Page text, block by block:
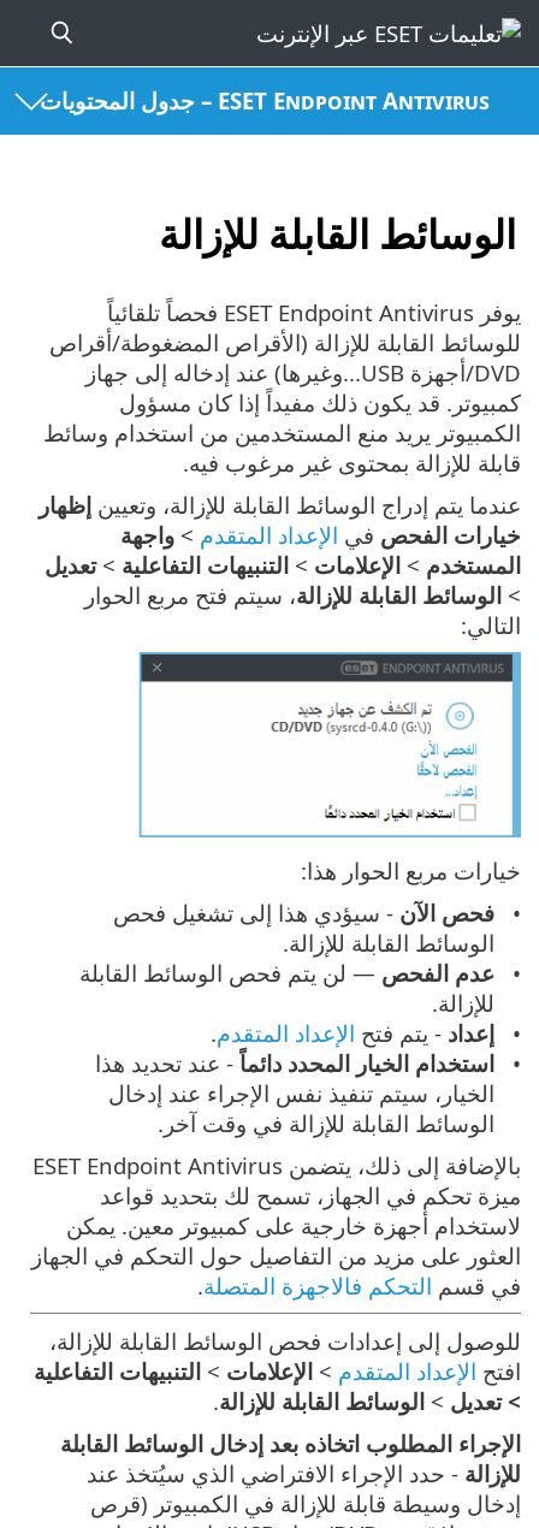
ESET Endpoint Antivirus – جدول المحتويات
الوسائط القابلة للإزالة
يوفر ESET Endpoint Antivirus فحصاً تلقائياً
للوسائط القابلة للإزالة (الأقراص المضغوطة/أقراص
DVD/أجهزة USB...وغيرها) عند إدخاله إلى جهاز
كمبيوتر. قد يكون ذلك مفيداً إذا كان مسؤول
الكمبيوتر يريد منع المستخدمين من استخدام وسائط
قابلة للإزالة بمحتوى غير مرغوب فيه.
عندما يتم إدراج الوسائط القابلة للإزالة، وتعيين إظهار
خيارات الفحص في الإعداد المتقدم > واجهة
المستخدم > الإعلامات > التنبيهات التفاعلية >تعديل
> الوسائط القابلة للإزالة، سيتم فتح مربع الحوار
التالي:
خيارات مربع الحوار هذا:
فحص الآن - سيؤدي هذا إلى تشغيل فحص
الوسائط القابلة للإزالة.
عدم الفحص — لن يتم فحص الوسائط القابلة
للإزالة.
إعداد - يتم فتح الإعداد المتقدم.
استخدام الخيار المحدد دائماً - عند تحديد هذا
الخيار، سيتم تنفيذ نفس الإجراء عند إدخال
الوسائط القابلة للإزالة في وقت آخر.
بالإضافة إلى ذلك، يتضمن ESET Endpoint Antivirus
ميزة تحكم في الجهاز، تسمح لك بتحديد قواعد
لاستخدام أجهزة خارجية على كمبيوتر معين. يمكن
العثور على مزيد من التفاصيل حول التحكم في الجهاز
في قسم التحكم فالاجهزة المتصلة.
للوصول إلى إعدادات فحص الوسائط القابلة للإزالة،
افتح الإعداد المتقدم > الإعلامات > التنبيهات التفاعلية
> تعديل > الوسائط القابلة للإزالة.
الإجراء المطلوب اتخاذه بعد إدخال الوسائط القابلة
للإزالة - حدد الإجراء الافتراضي الذي سيُتخذ عند
إدخال وسيطة قابلة للإزالة في الكمبيوتر (قرص